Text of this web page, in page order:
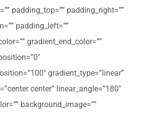
padding_top=”” padding_right=””
padding_left=””
gradient_end_color=””
gradient_type=”linear”
center” linear_angle=”180″
background_image=””